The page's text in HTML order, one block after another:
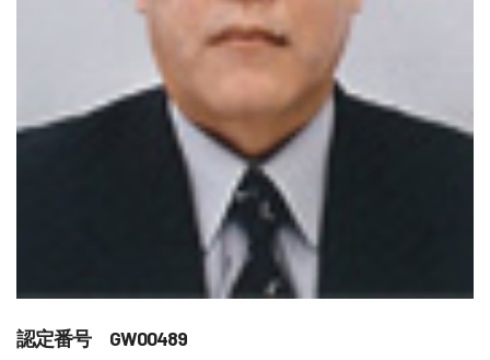
認定番号 GW00489